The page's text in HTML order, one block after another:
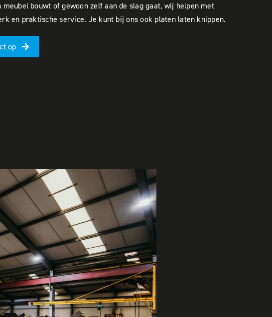
meubel bouwt of gewoon zelf aan de slag gaat, wij helpen met
en praktische service. Je kunt bij ons ook platen laten knippen.
op